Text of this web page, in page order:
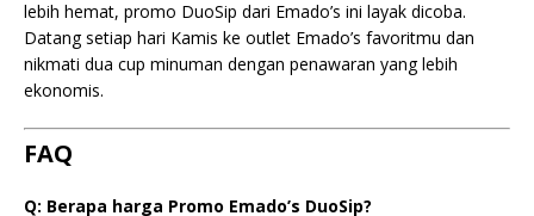
lebih hemat, promo DuoSip dari Emado’s ini layak dicoba.
Datang setiap hari Kamis ke outlet Emado’s favoritmu dan
nikmati dua cup minuman dengan penawaran yang lebih
ekonomis.
FAQ
Q: Berapa harga Promo Emado’s DuoSip?